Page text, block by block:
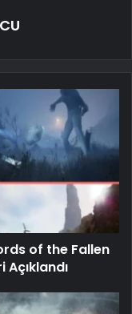
of the Fallen